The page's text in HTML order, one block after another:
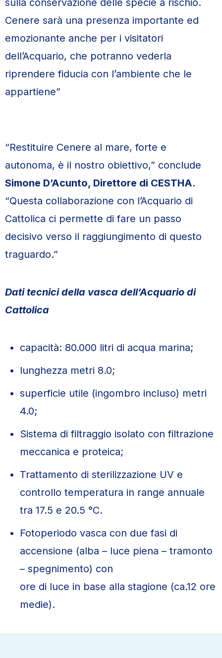
sulla conservazione delle specie a rischio.
Cenere sarà una presenza importante ed
emozionante anche per i visitatori
dell’Acquario, che potranno vederla
riprendere fiducia con l’ambiente che le
appartiene”
“Restituire Cenere al mare, forte e
autonoma, è il nostro obiettivo,” conclude
Simone D’Acunto, Direttore di CESTHA.
“Questa collaborazione con l’Acquario di
Cattolica ci permette di fare un passo
decisivo verso il raggiungimento di questo
traguardo.”
Dati tecnici della vasca dell’Acquario di
Cattolica
capacità: 80.000 litri di acqua marina;
lunghezza metri 8.0;
superficie utile (ingombro incluso) metri
4.0;
Sistema di filtraggio isolato con filtrazione
meccanica e proteica;
Trattamento di sterilizzazione UV e
controllo temperatura in range annuale
tra 17.5 e 20.5 °C.
Fotoperiodo vasca con due fasi di
accensione (alba – luce piena – tramonto
– spegnimento) con
ore di luce in base alla stagione (ca.12 ore
medie).